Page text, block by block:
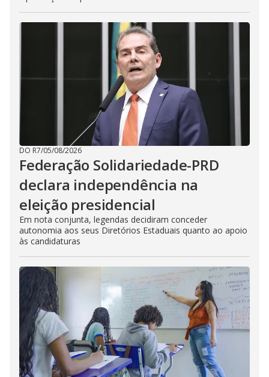
DO R7/05/08/2026
Federação Solidariedade-PRD
declara independência na
eleição presidencial
Em nota conjunta, legendas decidiram conceder
autonomia aos seus Diretórios Estaduais quanto ao apoio
às candidaturas